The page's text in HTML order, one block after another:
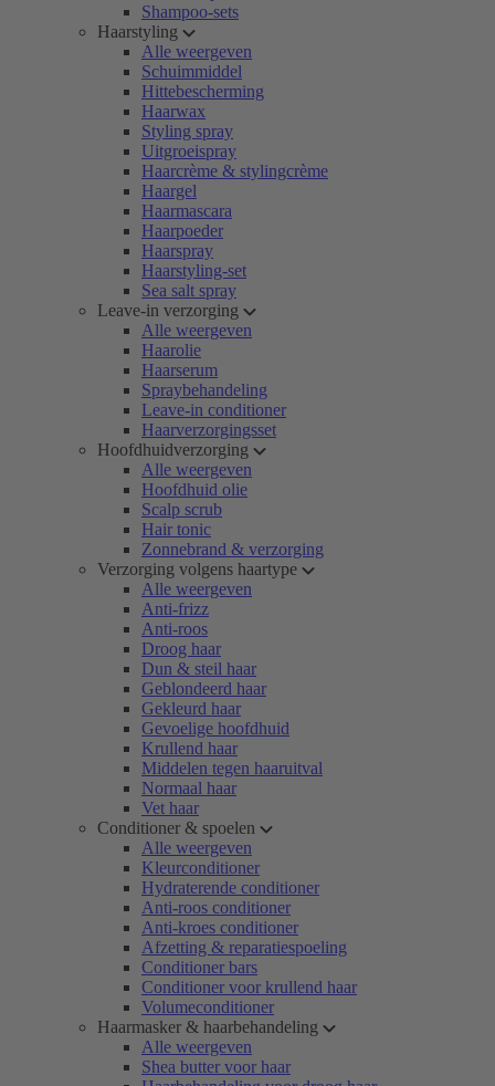
Shampoo-sets
Haarstyling
Alle weergeven
Schuimmiddel
Hittebescherming
Haarwax
Styling spray
Uitgroeispray
Haarcrème & stylingcrème
Haargel
Haarmascara
Haarpoeder
Haarspray
Haarstyling-set
Sea salt spray
Leave-in verzorging
Alle weergeven
Haarolie
Haarserum
Spraybehandeling
Leave-in conditioner
Haarverzorgingsset
Hoofdhuidverzorging
Alle weergeven
Hoofdhuid olie
Scalp scrub
Hair tonic
Zonnebrand & verzorging
Verzorging volgens haartype
Alle weergeven
Anti-frizz
Anti-roos
Droog haar
Dun & steil haar
Geblondeerd haar
Gekleurd haar
Gevoelige hoofdhuid
Krullend haar
Middelen tegen haaruitval
Normaal haar
Vet haar
Conditioner & spoelen
Alle weergeven
Kleurconditioner
Hydraterende conditioner
Anti-roos conditioner
Anti-kroes conditioner
Afzetting & reparatiespoeling
Conditioner bars
Conditioner voor krullend haar
Volumeconditioner
Haarmasker & haarbehandeling
Alle weergeven
Shea butter voor haar